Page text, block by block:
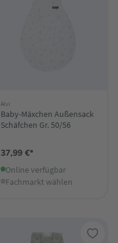
Alvi
Baby-Mäxchen Außensack
Schäfchen Gr. 50/56
37,99 €*
Online verfügbar
Fachmarkt wählen